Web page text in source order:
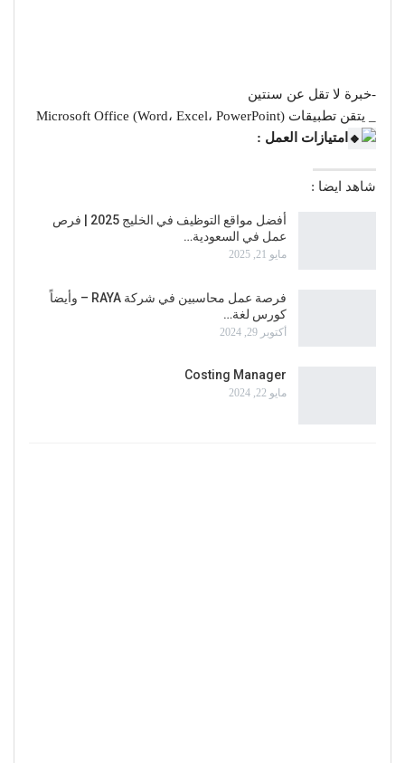
-خبرة لا تقل عن سنتين
_ يتقن تطبيقات Microsoft Office (Word، Excel، PowerPoint)
امتيازات العمل :
شاهد ايضا :
أفضل مواقع التوظيف في الخليج 2025 | فرص
عمل في السعودية…
مايو 21, 2025
فرصة عمل محاسبين في شركة RAYA – وأيضاً
كورس لغة…
أكتوبر 29, 2024
Costing Manager
مايو 22, 2024